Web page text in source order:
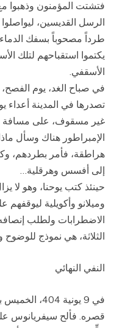
فتشتت المؤمنون وذهبوا
الرسل القديسين،
طرداً مصحوباً بسفك الدماء،
يكتموا استقباحهم لتلك
الأسقفي.
في صباح الغد، يوم
تصدرها في المدينة أعداء
غير مسقوف، على مسافة
الإمبراطور هناك وسأل
هراطقة، فأمر بطردهم،
إلى أفسس وهرقلية…
حينئذ كتب يوحنا، وهو لا
وميلانو وأكويلية
الاضطرابات ولطلب
الثلاثة، هي نموذج للوضوح
النفي النهائي
في 9 يونية
قصره. فألح سيفريانوس